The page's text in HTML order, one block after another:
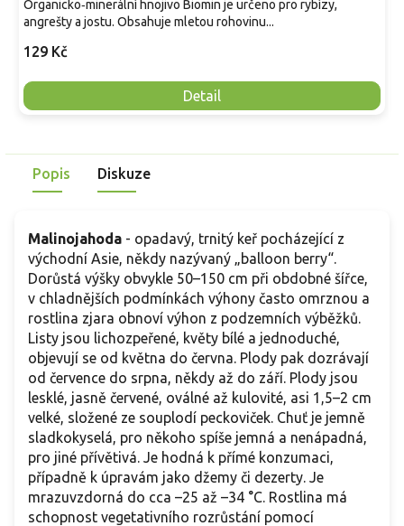
129 Kč
Detail
Organicko‑minerální hnojivo Biomin je určeno pro rybízy,
angrešty a jostu. Obsahuje mletou rohovinu...
Popis Diskuze
Malinojahoda - opadavý, trnitý keř pocházející z
východní Asie, někdy nazývaný „balloon berry“.
Dorůstá výšky obvykle 50–150 cm při obdobné šířce,
v chladnějších podmínkách výhony často omrznou a
rostlina zjara obnoví výhon z podzemních výběžků.
Listy jsou lichozpeřené, květy bílé a jednoduché,
objevují se od května do června. Plody pak dozrávají
od července do srpna, někdy až do září. Plody jsou
lesklé, jasně červené, oválné až kulovité, asi 1,5–2 cm
velké, složené ze souplodí peckoviček. Chuť je jemně
sladkokyselá, pro někoho spíše jemná a nenápadná,
pro jiné přívětivá. Je hodná k přímé konzumaci,
případně k úpravám jako džemy či dezerty. Je
mrazuvzdorná do cca –25 až –34 °C. Rostlina má
schopnost vegetativního rozrůstání pomocí